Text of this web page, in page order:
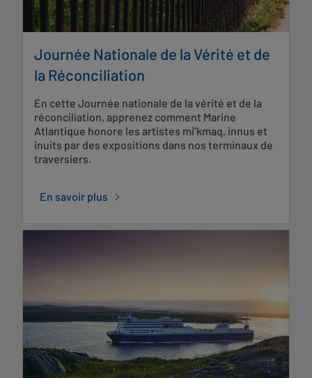
Journée Nationale de la Vérité et de
la Réconciliation
En cette Journée nationale de la vérité et de la
réconciliation, apprenez comment Marine
Atlantique honore les artistes mi’kmaq, innus et
inuits par des expositions dans nos terminaux de
traversiers.
En savoir plus